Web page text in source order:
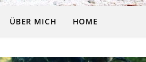
ÜBER MICH HOME